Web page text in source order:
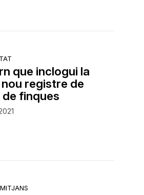
que inclogui la
registre de
finques